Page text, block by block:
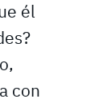
él
con